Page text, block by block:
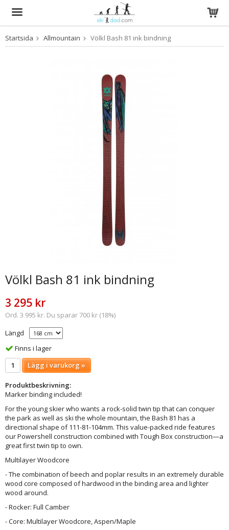
Produkten har blivit tillagd i varukorgen
Startsida Allmountain Völkl Bash 81 ink bindning
Völkl Bash 81 ink bindning
3 295 kr
Ord. 3 995 kr. Du sparar 700 kr (18%)
Längd
Finns i lager
Lägg i varukorg »
Produktbeskrivning:
Marker binding included!
For the young skier who wants a rock-solid twin tip that can conquer
the park as well as ski the whole mountain, the Bash 81 has a
directional shape of 111-81-104mm. This value-packed ride features
our Powershell construction combined with Tough Box construction—a
great first twin tip to own.
Multilayer Woodcore
- The combination of beech and poplar results in an extremely durable
wood core composed of hardwood in the binding area and lighter
wood around.
- Rocker: Full Camber
- Core: Multilayer Woodcore, Aspen/Maple